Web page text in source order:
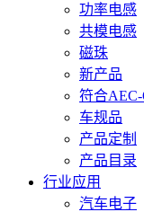
功率电感
共模电感
磁珠
新产品
符合
车规品
产品定制
产品目录
行业应用
汽车电子